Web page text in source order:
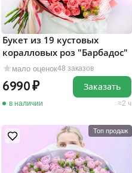
мало оценок48 заказов
Букет из 19 кустовых
коралловых роз "Барбадос"
6990
в наличии 2 ч
Заказать
Топ продаж